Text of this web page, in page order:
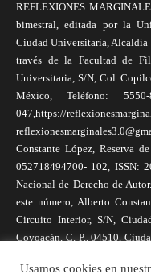
REFLEXIONES
bimestral, editada por la
Ciudad Universitaria, Alcaldía
través de la Facultad de
Universitaria, S/N, Col.
México, Teléfono:
047,https://
Constante López, Reserva
052718494700- 102, ISSN:
Nacional de Derecho de
este número, Alberto
Circuito Interior, S/N,
Coyoacán, C. P., 04510,
necesariamente reflejan la
Usamos cookies en